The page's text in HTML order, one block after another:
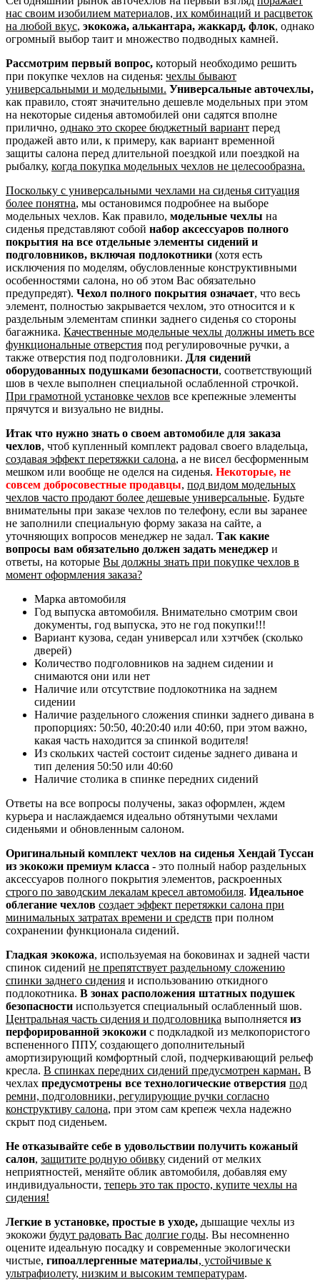
нас своим изобилием материалов, их комбинаций и расцветок
на любой вкус, экокожа, алькантара, жаккард, флок, однако
огромный выбор таит и множество подводных камней.
Рассмотрим первый вопрос, который необходимо решить
при покупке чехлов на сиденья: чехлы бывают
универсальными и модельными. Универсальные авточехлы,
как правило, стоят значительно дешевле модельных при этом
на некоторые сиденья автомобилей они садятся вполне
прилично, однако это скорее бюджетный вариант перед
продажей авто или, к примеру, как вариант временной
защиты салона перед длительной поездкой или поездкой на
рыбалку, когда покупка модельных чехлов не целесообразна.
Поскольку с универсальными чехлами на сиденья ситуация
более понятна, мы остановимся подробнее на выборе
модельных чехлов. Как правило, модельные чехлы на
сиденья представляют собой набор аксессуаров полного
покрытия на все отдельные элементы сидений и
подголовников, включая подлокотники (хотя есть
исключения по моделям, обусловленные конструктивными
особенностями салона, но об этом Вас обязательно
предупредят). Чехол полного покрытия означает, что весь
элемент, полностью закрывается чехлом, это относится и к
раздельным элементам спинки заднего сиденья со стороны
багажника. Качественные модельные чехлы должны иметь все
функциональные отверстия под регулировочные ручки, а
также отверстия под подголовники. Для сидений
оборудованных подушками безопасности, соответствующий
шов в чехле выполнен специальной ослабленной строчкой.
При грамотной установке чехлов все крепежные элементы
прячутся и визуально не видны.
Итак что нужно знать о своем автомобиле для заказа
чехлов, чтоб купленный комплект радовал своего владельца,
создавая эффект перетяжки салона, а не висел бесформенным
мешком или вообще не оделся на сиденья. Некоторые, не
совсем добросовестные продавцы, под видом модельных
чехлов часто продают более дешевые универсальные. Будьте
внимательны при заказе чехлов по телефону, если вы заранее
не заполнили специальную форму заказа на сайте, а
уточняющих вопросов менеджер не задал. Так какие
вопросы вам обязательно должен задать менеджер и
ответы, на которые Вы должны знать при покупке чехлов в
момент оформления заказа?
Марка автомобиля
Год выпуска автомобиля. Внимательно смотрим свои
документы, год выпуска, это не год покупки!!!
Вариант кузова, седан универсал или хэтчбек (сколько
дверей)
Количество подголовников на заднем сидении и
снимаются они или нет
Наличие или отсутствие подлокотника на заднем
сидении
Наличие раздельного сложения спинки заднего дивана в
пропорциях: 50:50, 40:20:40 или 40:60, при этом важно,
какая часть находится за спинкой водителя!
Из скольких частей состоит сиденье заднего дивана и
тип деления 50:50 или 40:60
Наличие столика в спинке передних сидений
Ответы на все вопросы получены, заказ оформлен, ждем
курьера и наслаждаемся идеально обтянутыми чехлами
сиденьями и обновленным салоном.
Оригинальный комплект чехлов на сиденья Хендай Туссан
из экокожи премиум класса - это полный набор раздельных
аксессуаров полного покрытия элементов, раскроенных
строго по заводским лекалам кресел автомобиля. Идеальное
облегание чехлов создает эффект перетяжки салона при
минимальных затратах времени и средств при полном
сохранении функционала сидений.
Гладкая экокожа, используемая на боковинах и задней части
спинок сидений не препятствует раздельному сложению
спинки заднего сидения и использованию откидного
подлокотника. В зонах расположения штатных подушек
безопасности используется специальный ослабленный шов.
Центральная часть сидения и подголовника выполняется из
перфорированной экокожи с подкладкой из мелкопористого
вспененного ППУ, создающего дополнительный
амортизирующий комфортный слой, подчеркивающий рельеф
кресла. В спинках передних сидений предусмотрен карман. В
чехлах предусмотрены все технологические отверстия под
ремни, подголовники, регулирующие ручки согласно
конструктиву салона, при этом сам крепеж чехла надежно
скрыт под сиденьем.
Не отказывайте себе в удовольствии получить кожаный
салон, защитите родную обивку сидений от мелких
неприятностей, меняйте облик автомобиля, добавляя ему
индивидуальности, теперь это так просто, купите чехлы на
сидения!
Легкие в установке, простые в уходе, дышащие чехлы из
экокожи будут радовать Вас долгие годы. Вы несомненно
оцените идеальную посадку и современные экологически
чистые, гипоаллергенные материалы, устойчивые к
ультрафиолету, низким и высоким температурам.